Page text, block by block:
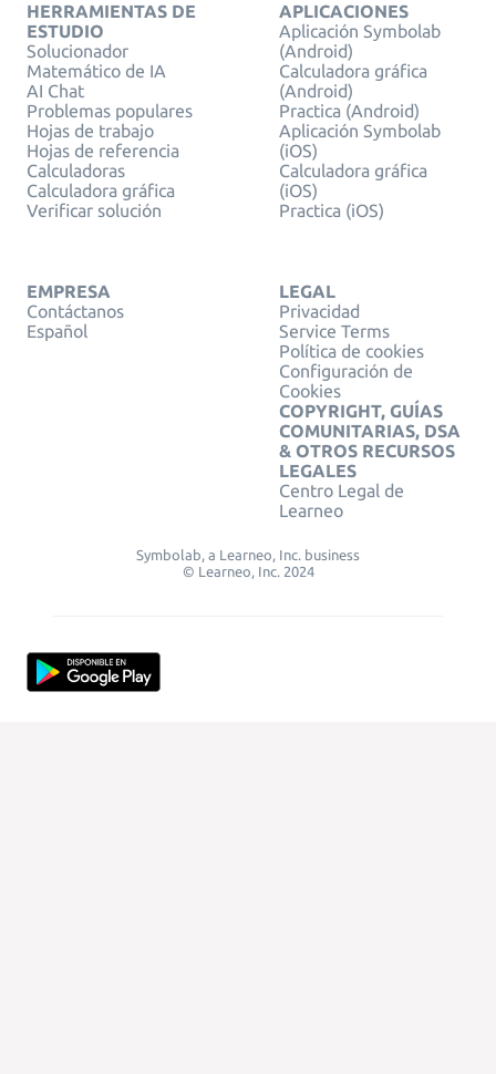
HERRAMIENTAS DE
ESTUDIO
Solucionador
Matemático de IA
AI Chat
Problemas populares
Hojas de trabajo
Hojas de referencia
Calculadoras
Calculadora gráfica
Verificar solución
APLICACIONES
Aplicación Symbolab
(Android)
Calculadora gráfica
(Android)
Practica (Android)
Aplicación Symbolab
(iOS)
Calculadora gráfica
(iOS)
Practica (iOS)
EMPRESA
Contáctanos
Español
LEGAL
Privacidad
Service Terms
Política de cookies
Configuración de
Cookies
COPYRIGHT, GUÍAS
COMUNITARIAS, DSA
& OTROS RECURSOS
LEGALES
Centro Legal de
Learneo
Symbolab, a Learneo, Inc. business
© Learneo, Inc. 2024